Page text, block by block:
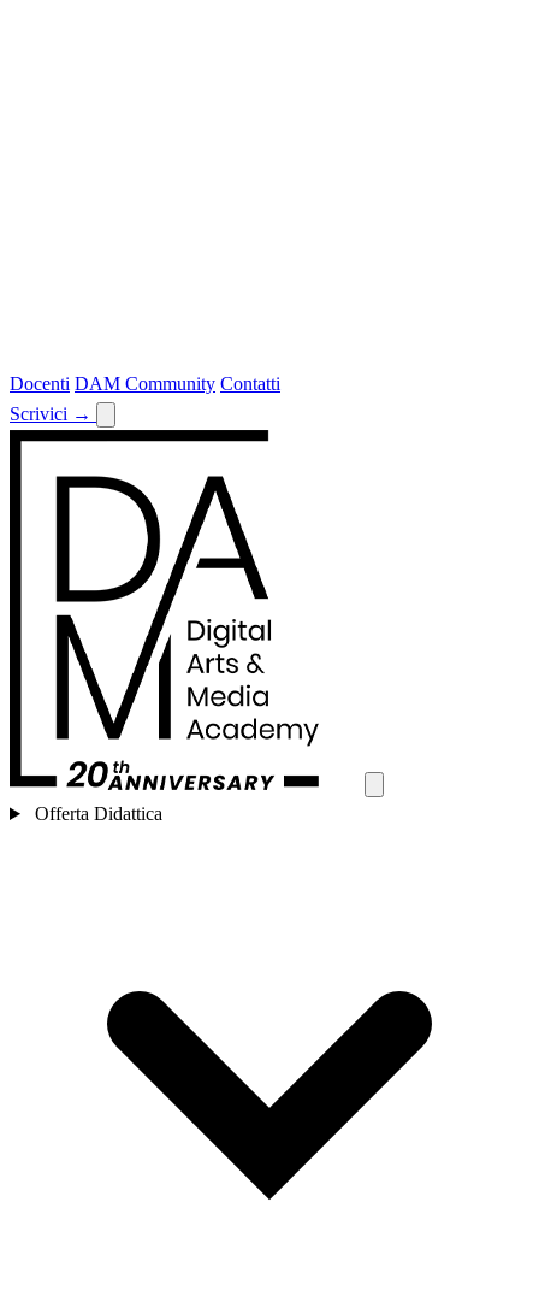
Docenti DAM Community Contatti
Scrivici →
Offerta Didattica